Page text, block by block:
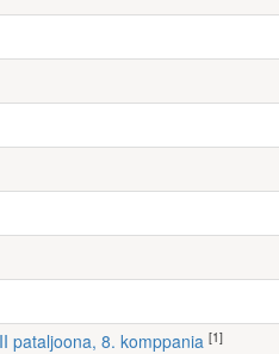
pataljoona, 8. komppania [1]